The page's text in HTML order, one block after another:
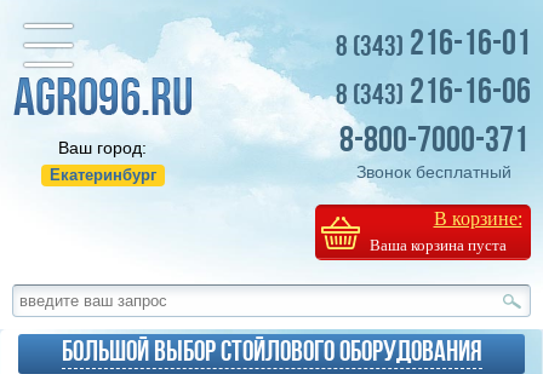
Ваш город:
Екатеринбург
8 (343) 216-16-01
8 (343) 216-16-06
8-800-7000-371
Звонок бесплатный
В корзине:
Ваша корзина пуста
Большой выбор стойлового оборудования